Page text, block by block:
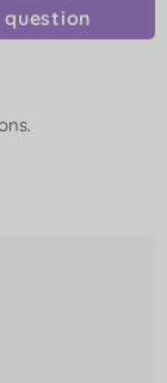
question